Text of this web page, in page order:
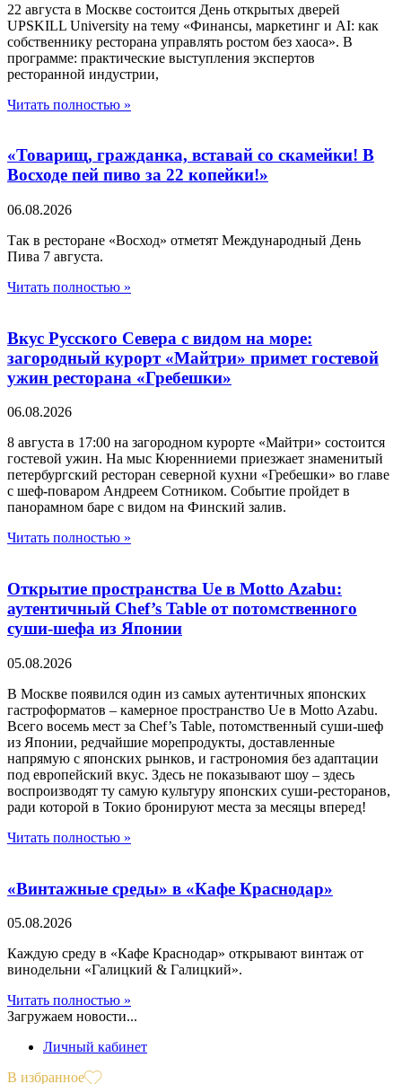
22 августа в Москве состоится День открытых дверей
UPSKILL University на тему «Финансы, маркетинг и AI: как
собственнику ресторана управлять ростом без хаоса». В
программе: практические выступления экспертов
ресторанной индустрии,
Читать полностью »
«Товарищ, гражданка, вставай со скамейки! В
Восходе пей пиво за 22 копейки!»
06.08.2026
Так в ресторане «Восход» отметят Международный День
Пива 7 августа.
Читать полностью »
Вкус Русского Севера с видом на море:
загородный курорт «Майтри» примет гостевой
ужин ресторана «Гребешки»
06.08.2026
8 августа в 17:00 на загородном курорте «Майтри» состоится
гостевой ужин. На мыс Кюренниеми приезжает знаменитый
петербургский ресторан северной кухни «Гребешки» во главе
с шеф-поваром Андреем Сотником. Событие пройдет в
панорамном баре с видом на Финский залив.
Читать полностью »
Открытие пространства Ue в Motto Azabu:
аутентичный Chef’s Table от потомственного
суши-шефа из Японии
05.08.2026
В Москве появился один из самых аутентичных японских
гастроформатов – камерное пространство Ue в Motto Azabu.
Всего восемь мест за Chef’s Table, потомственный суши-шеф
из Японии, редчайшие морепродукты, доставленные
напрямую с японских рынков, и гастрономия без адаптации
под европейский вкус. Здесь не показывают шоу – здесь
воспроизводят ту самую культуру японских суши-ресторанов,
ради которой в Токио бронируют места за месяцы вперед!
Читать полностью »
«Винтажные среды» в «Кафе Краснодар»
05.08.2026
Каждую среду в «Кафе Краснодар» открывают винтаж от
винодельни «Галицкий & Галицкий».
Читать полностью »
Загружаем новости...
Личный кабинет
В избранное